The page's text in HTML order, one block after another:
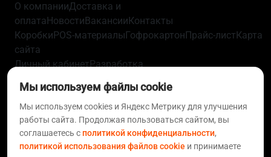
О компанииДоставка и
оплатаНовостиВакансииКонтакты
КоробкиPOS-материалыГофрокартонПрайс-листКарта
сайта
Личный кабинетРазработка
конфиденциальностиПользовательское
соглашениеСогласие на обработку персональных
данных Политика использования файлов
cookieСтатьи FAQ
+7 812 633-01-10+7 495 620-97-08support@calculate.ru
Мы используем файлы cookie
Мы используем cookies и Яндекс Метрику для улучшения
работы сайта. Продолжая пользоваться сайтом, вы
соглашаетесь сполитикой конфиденциальности,
политикой использования файлов cookie и принимаете